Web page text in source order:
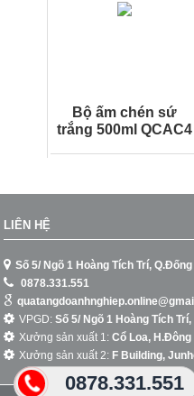
Bộ ấm chén sứ
trắng 500ml QCAC4
LIÊN HỆ
Số 5/ Ngõ 1 Hoàng Tích Trí,
0878.331.551
VPGD: Số 5/ Ngõ 1 Hoàng Tích
Xưởng sản xuất 1: Cổ Loa, H.Đông
Xưởng sản xuất 2: F Building,
0878.331.551